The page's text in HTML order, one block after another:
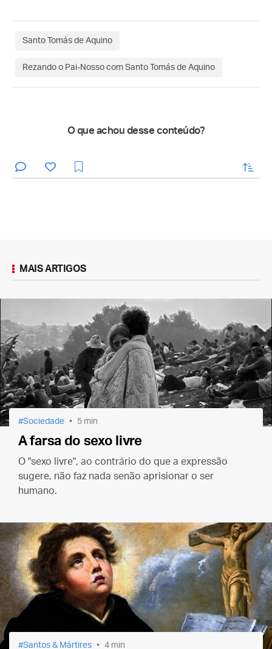
Santo Tomás de Aquino
Rezando o Pai-Nosso com Santo Tomás de Aquino
O que achou desse conteúdo?
enviar
MAIS ARTIGOS
Sociedade 5 min
A farsa do sexo livre
O "sexo livre", ao contrário do que a expressão
sugere, não faz nada senão aprisionar o ser
humano.
Santos & Mártires 4 min